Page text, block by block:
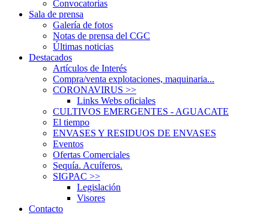
Convocatorias
Sala de prensa
Galería de fotos
Notas de prensa del CGC
Últimas noticias
Destacados
Artículos de Interés
Compra/venta explotaciones, maquinaria...
CORONAVIRUS >>
Links Webs oficiales
CULTIVOS EMERGENTES - AGUACATE
El tiempo
ENVASES Y RESIDUOS DE ENVASES
Eventos
Ofertas Comerciales
Sequía. Acuíferos.
SIGPAC >>
Legislación
Visores
Contacto